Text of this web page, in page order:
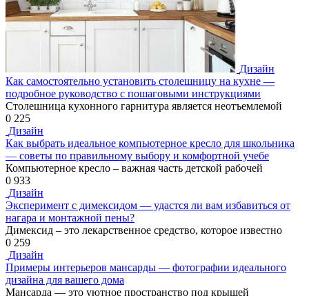
Дизайн
Как самостоятельно установить столешницу на кухне —
подробное руководство с пошаговыми инструкциями
Столешница кухонного гарнитура является неотъемлемой
0 225
Дизайн
Как выбрать идеальное компьютерное кресло для школьника
— советы по правильному выбору и комфортной учебе
Компьютерное кресло – важная часть детской рабочей
0 933
Дизайн
Эксперимент с димексидом — удастся ли вам избавиться от
нагара и монтажной пены?
Димексид – это лекарственное средство, которое известно
0 259
Дизайн
Примеры интерьеров мансарды — фотографии идеального
дизайна для вашего дома
Мансарда — это уютное пространство под крышей